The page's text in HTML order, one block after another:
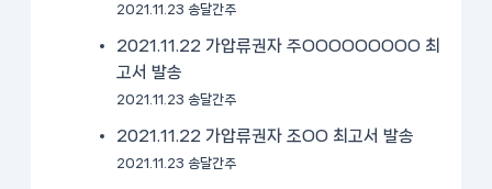
2021.11.23 송달간주
2021.11.22 가압류권자 주OOOOOOOOO 최
고서 발송
2021.11.23 송달간주
2021.11.22 가압류권자 조OO 최고서 발송
2021.11.23 송달간주